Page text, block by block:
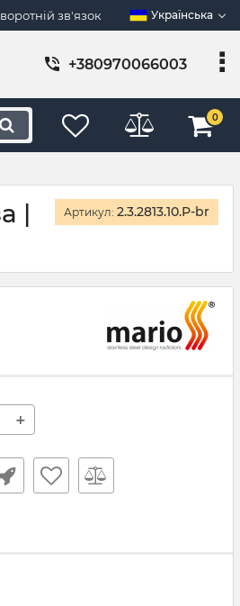
зв'язок Українська
+380970066003
0
|
Артикул: 2.3.2813.10.P-br
+